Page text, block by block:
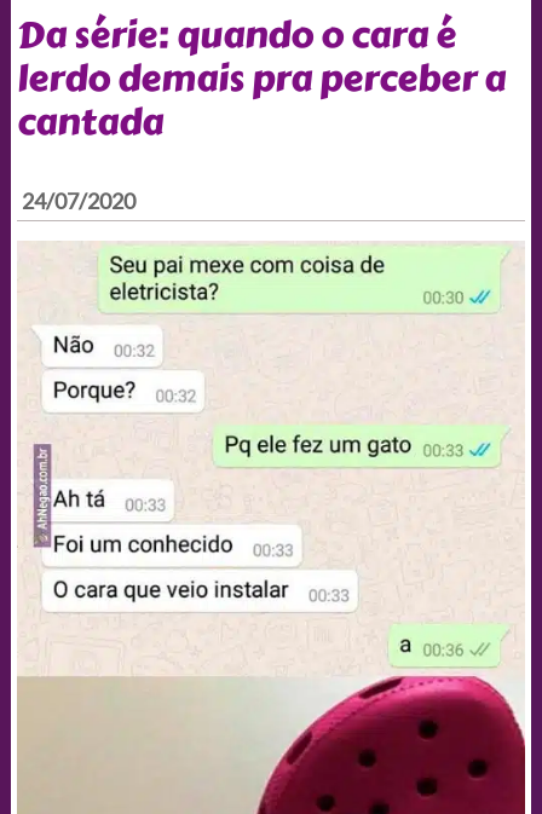
Da série: quando o cara é
lerdo demais pra perceber a
cantada
24/07/2020